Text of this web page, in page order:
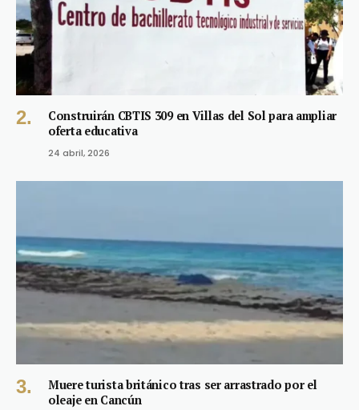
Construirán CBTIS 309 en Villas del Sol para ampliar
oferta educativa
24 abril, 2026
Muere turista británico tras ser arrastrado por el
oleaje en Cancún